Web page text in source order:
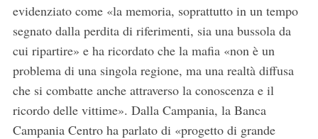
evidenziato come «la memoria, soprattutto in un tempo
segnato dalla perdita di riferimenti, sia una bussola da
cui ripartire» e ha ricordato che la mafia «non è un
problema di una singola regione, ma una realtà diffusa
che si combatte anche attraverso la conoscenza e il
ricordo delle vittime». Dalla Campania, la Banca
Campania Centro ha parlato di «progetto di grande